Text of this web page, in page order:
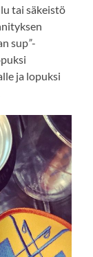
tai säkeistö
sup”-
ja lopuksi